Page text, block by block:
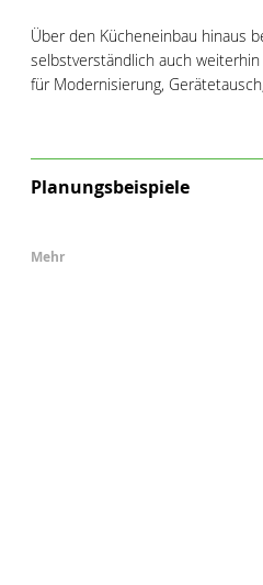
Über den Kücheneinbau hinaus
selbstverständlich auch
für Modernisierung,
Planungsbeispiele
Mehr